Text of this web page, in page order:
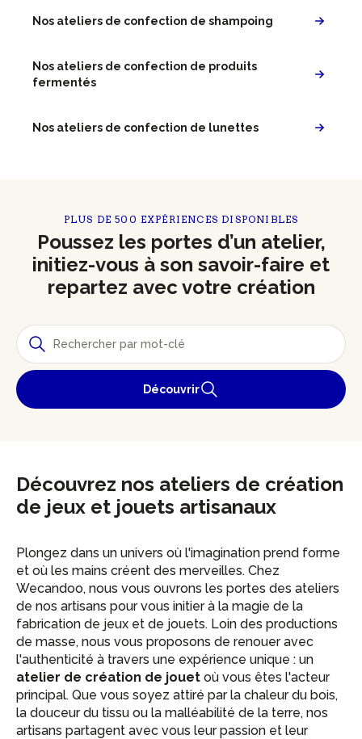
Nos ateliers de confection de shampoing
Nos ateliers de confection de produits
fermentés
Nos ateliers de confection de lunettes
PLUS DE 500 EXPÉRIENCES DISPONIBLES
Poussez les portes d’un atelier,
initiez-vous à son savoir-faire et
repartez avec votre création
Découvrir
Découvrez nos ateliers de création
de jeux et jouets artisanaux
Plongez dans un univers où l'imagination prend forme
et où les mains créent des merveilles. Chez
Wecandoo, nous vous ouvrons les portes des ateliers
de nos artisans pour vous initier à la magie de la
fabrication de jeux et de jouets. Loin des productions
de masse, nous vous proposons de renouer avec
l'authenticité à travers une expérience unique : un
atelier de création de jouet où vous êtes l'acteur
principal. Que vous soyez attiré par la chaleur du bois,
la douceur du tissu ou la malléabilité de la terre, nos
artisans partagent avec vous leur passion et leur